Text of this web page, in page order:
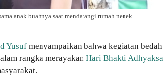
anak buahnya saat mendatangi rumah nenek
Yusuf menyampaikan bahwa kegiatan bedah
rangka merayakan Hari Bhakti Adhyaksa